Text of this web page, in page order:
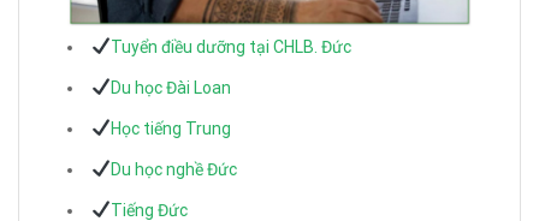
Tuyển điều dưỡng tại CHLB. Đức
Du học Đài Loan
Học tiếng Trung
Du học nghề Đức
Tiếng Đức